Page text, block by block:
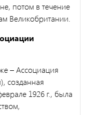
потом в течение
Великобритании.
– Ассоциация
созданная
1926 г., была